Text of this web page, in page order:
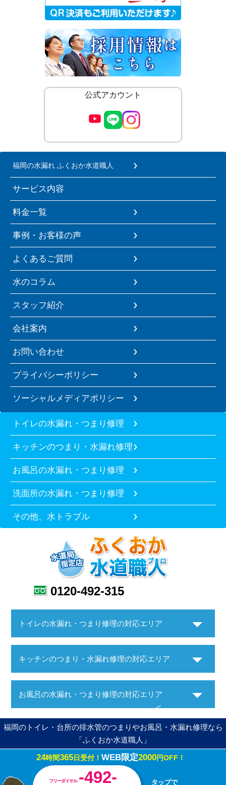
公式アカウント
福岡の水漏れ ふくおか水道職人
サービス内容
料金一覧
事例・お客様の声
よくあるご質問
水のコラム
スタッフ紹介
会社案内
お問い合わせ
プライバシーポリシー
ソーシャルメディアポリシー
トイレの水漏れ・つまり修理
キッチンのつまり・水漏れ修理
お風呂の水漏れ・つまり修理
洗面所の水漏れ・つまり修理
その他、水トラブル
0120-492-315
トイレの水漏れ・つまり修理の対応エリア
キッチンのつまり・水漏れ修理の対応エリア
お風呂の水漏れ・つまり修理の対応エリア
福岡のトイレ・台所の排水管のつまりやお風呂・水漏れ修理なら
「ふくおか水道職人」
Copyright ©ふくおか水道職人. All Rights Reserved.
24時間365日受付！ WEB限定2000円OFF！
フリーダイヤル -492- タップで